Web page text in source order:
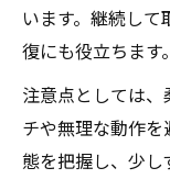
います。継続し
復にも役立ちます。
注意点としては
チや無理な動作
態を把握し、少